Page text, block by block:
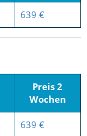
639 €
Preis 2
Wochen
639 €